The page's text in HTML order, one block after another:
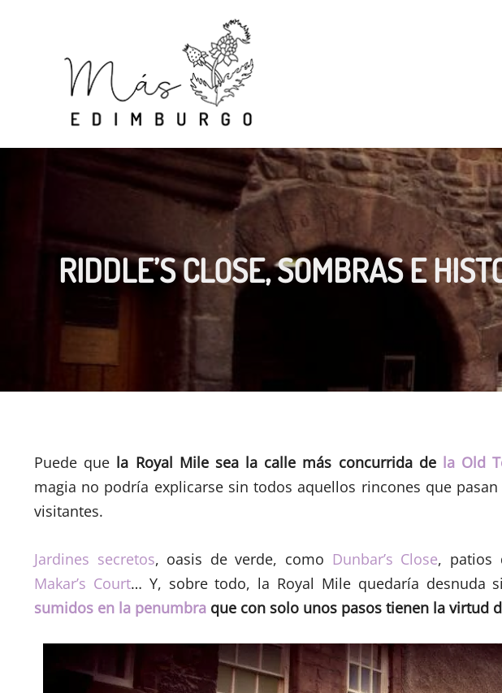
RIDDLE’S CLOSE, SOMBRAS E
Puede que la Royal Mile sea la calle más concurrida de la Old
magia no podría explicarse sin todos aquellos rincones que
visitantes.
Jardines secretos, oasis de verde, como Dunbar’s Close, patios
Makar’s Court… Y, sobre todo, la Royal Mile quedaría desnuda
sumidos en la penumbra que con solo unos pasos tienen la virtud